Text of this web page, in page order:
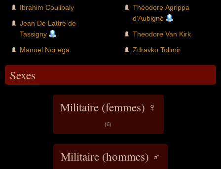
Ibrahim Coulibaly
Jean De Lattre de
Tassigny
Manuel Noriega
Théodore Agrippa
d'Aubigné
Theodore Van Kirk
Zdravko Tolimir
Sexes
Militaire (femmes) ♀
(6)
Militaire (hommes) ♂